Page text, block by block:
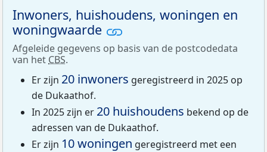
Inwoners, huishoudens, woningen en
woningwaarde
Afgeleide gegevens op basis van de postcodedata
van het CBS.
Er zijn 20 inwoners geregistreerd in 2025 op
de Dukaathof.
In 2025 zijn er 20 huishoudens bekend op de
adressen van de Dukaathof.
Er zijn 10 woningen geregistreerd met een